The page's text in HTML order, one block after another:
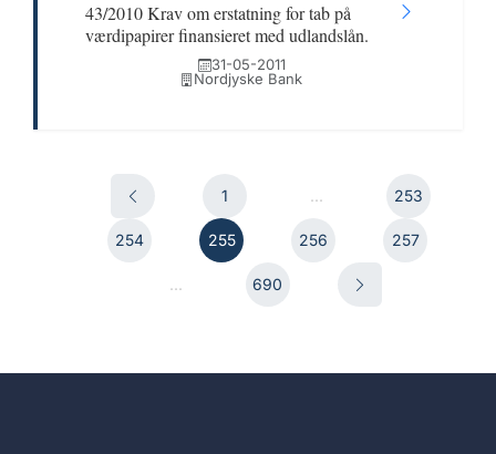
43/2010 Krav om erstatning for tab på
værdipapirer finansieret med udlandslån.
31-05-2011
Nordjyske Bank
1 ... 253
254 255 256 257
... 690